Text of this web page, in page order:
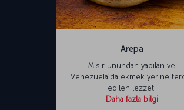
Arepa
Mısır unundan yapılan ve
Venezuela’da ekmek yerine
edilen lezzet.
Daha fazla bilgi